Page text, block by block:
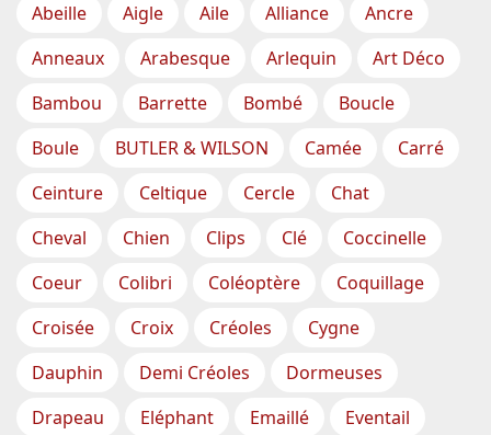
Abeille Aigle Aile Alliance
Ancre
Anneaux
Arabesque Arlequin
Art Déco
Bambou
Barrette Bombé
Boucle
Boule
BUTLER & WILSON Camée
Carré
Ceinture
Celtique Cercle
Chat
Cheval
Chien Clips Clé
Coccinelle
Coeur
Colibri Coléoptère
Coquillage
Croisée
Croix Créoles
Cygne
Dauphin
Demi Créoles
Dormeuses
Drapeau
Eléphant Emaillé
Eventail